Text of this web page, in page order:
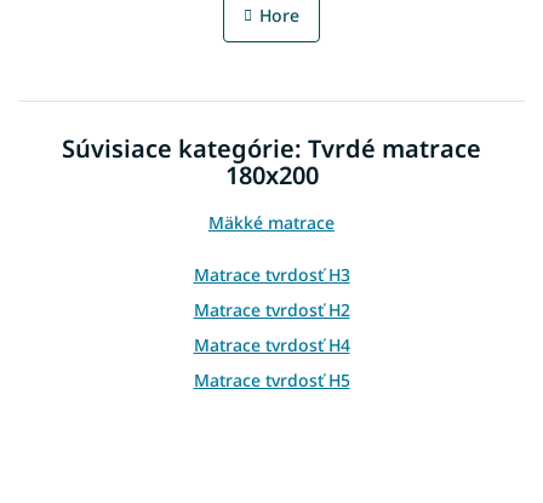
l
á
c
e
p
r
v
k
v
ý
i
s
n
a
i
e
Hore
Súvisiace kategórie: Tvrdé matrace
180x200
Mäkké matrace
Matrace tvrdosť H3
Matrace tvrdosť H2
Matrace tvrdosť H4
Matrace tvrdosť H5